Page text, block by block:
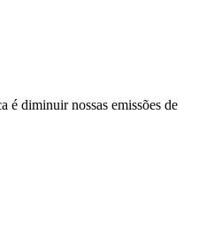
é diminuir nossas emissões de